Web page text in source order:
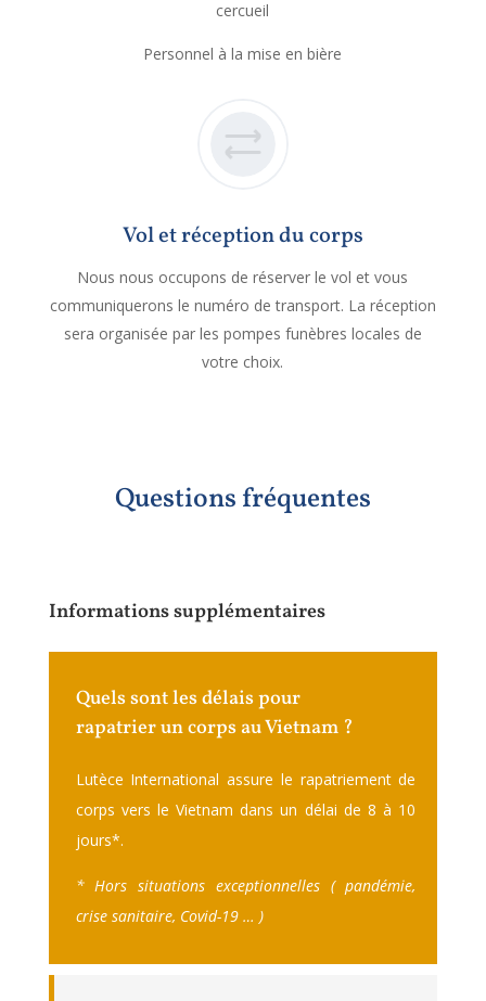
cercueil
Personnel à la mise en bière
Vol et réception du corps
Nous nous occupons de réserver le vol et vous
communiquerons le numéro de transport. La réception
sera organisée par les pompes funèbres locales de
votre choix.
Questions fréquentes
Informations supplémentaires
Quels sont les délais pour
rapatrier un corps au Vietnam ?
Lutèce International assure le rapatriement de
corps vers le Vietnam dans un délai de 8 à 10
jours*.
* Hors situations exceptionnelles ( pandémie,
crise sanitaire, Covid-19 … )